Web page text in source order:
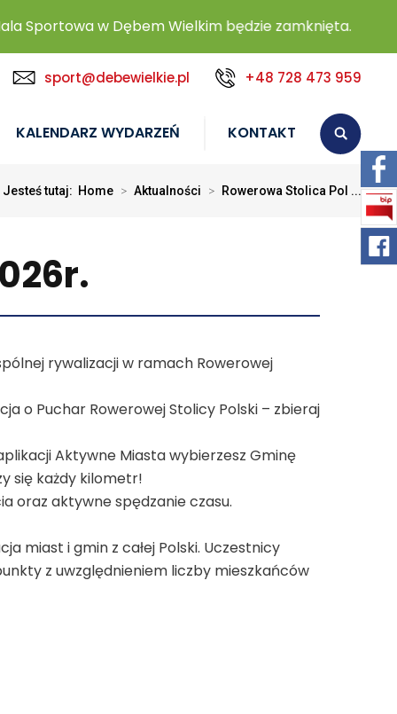
w Dębem Wielkim będzie zamknięta.
sport@debewielkie.pl +48 728 473 959
KALENDARZ WYDARZEŃ KONTAKT
Jesteś tutaj: Home > Aktualności > Rowerowa Stolica Pol ...
rywalizacji w ramach Rowerowej
o Puchar Rowerowej Stolicy Polski – zbieraj
Aktywne Miasta wybierzesz Gminę
się każdy kilometr!
oraz aktywne spędzanie czasu.
miast i gmin z całej Polski. Uczestnicy
z uwzględnieniem liczby mieszkańców